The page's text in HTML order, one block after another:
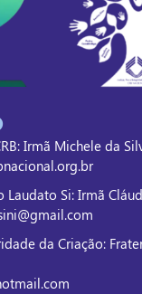
Irmã Michele da
Si: Irmã
da Criação: